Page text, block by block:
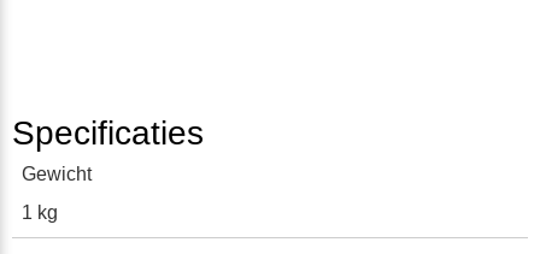
Specificaties
Gewicht
1 kg